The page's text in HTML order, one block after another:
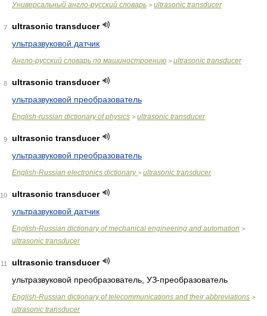
Универсальный англо-русский словарь > ultrasonic transducer
7
ultrasonic transducer
ультразвуковой датчик
Англо-русский словарь по машиностроению > ultrasonic transducer
8
ultrasonic transducer
ультразвуковой преобразователь
English-russian dictionary of physics > ultrasonic transducer
9
ultrasonic transducer
ультразвуковой преобразователь
English-Russian electronics dictionary> ultrasonic transducer
10
ultrasonic transducer
ультразвуковой датчик
English-Russian dictionary of mechanical engineering and automation >
ultrasonic transducer
11
ultrasonic transducer
ультразвуковой преобразователь, УЗ-преобразователь
English-Russian dictionary of telecommunications and their abbreviations >
ultrasonic transducer